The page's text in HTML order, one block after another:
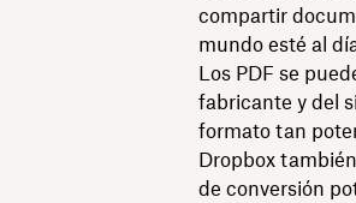
compartir
mundo esté al
Los PDF se
fabricante y del
formato tan
Dropbox
de conversión